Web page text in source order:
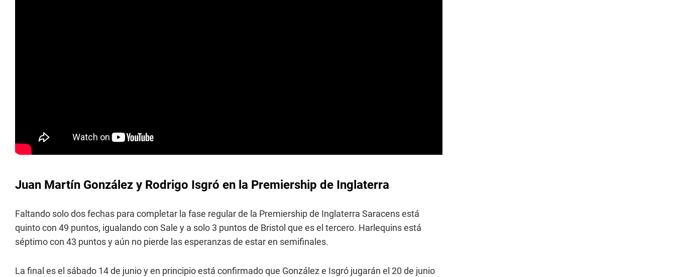
Juan Martín González y Rodrigo Isgró en la Premiership de Inglaterra
Faltando solo dos fechas para completar la fase regular de la Premiership de Inglaterra Saracens está
quinto con 49 puntos, igualando con Sale y a solo 3 puntos de Bristol que es el tercero. Harlequins está
séptimo con 43 puntos y aún no pierde las esperanzas de estar en semifinales.
La final es el sábado 14 de junio y en principio está confirmado que González e Isgró jugarán el 20 de junio